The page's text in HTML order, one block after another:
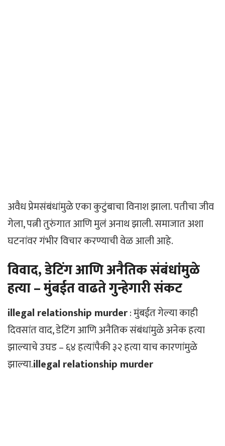
अवैध प्रेमसंबंधांमुळे एका कुटुंबाचा विनाश झाला. पतीचा जीव
गेला, पत्नी तुरुंगात आणि मुलं अनाथ झाली. समाजात अशा
घटनांवर गंभीर विचार करण्याची वेळ आली आहे.
विवाद, डेटिंग आणि अनैतिक संबंधांमुळे
हत्या – मुंबईत वाढते गुन्हेगारी संकट
illegal relationship murder: मुंबईत गेल्या काही
दिवसांत वाद, डेटिंग आणि अनैतिक संबंधांमुळे अनेक हत्या
झाल्याचे उघड – ६४ हत्यांपैकी ३२ हत्या याच कारणांमुळे
झाल्या.illegal relationship murder